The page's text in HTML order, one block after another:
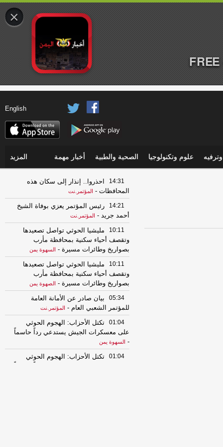
English
علوم وتكنولوجيا الصحية والطبية أخبار مهمة المزيد
14:31
احذروا.. إنذار إلى سكان هذه
المحافظات - المؤتمر.نت
14:21
رئيس المؤتمر يعزي بوفاة الشيخ
أحمد جريد - المؤتمر.نت
10:11
مليشيا الحوثي تواصل تصعيدها
وتقصف أحياء سكنية بمحافظة مأرب
بصواريخ وطائرات مسيرة - السهوة يمن
10:11
مليشيا الحوثي تواصل تصعيدها
وتقصف أحياء سكنية بمحافظة مأرب
بصواريخ وطائرات مسيرة - الصهوة يمن
05:34
بيان صادر عن الأمانة العامة
للمؤتمر الشعبي العام - المؤتمر.نت
01:04
تكتل الأحزاب: الهجوم الحوثي
على معسكرات الجيش يستدعي رداً حاسماً
-
السهوة يمن
01:04
تكتل الأحزاب: الهجوم الحوثي
×